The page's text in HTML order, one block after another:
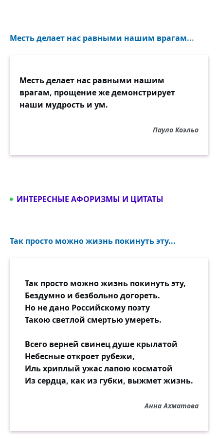
Месть делает нас равными нашим врагам...
Месть делает нас равными нашим
врагам, прощение же демонстрирует
наши мудрость и ум.
Пауло Коэльо
ИНТЕРЕСНЫЕ АФОРИЗМЫ И ЦИТАТЫ
Так просто можно жизнь покинуть эту...
Так просто можно жизнь покинуть эту,
Бездумно и безбольно догореть.
Но не дано Российскому поэту
Такою светлой смертью умереть.
Всего верней свинец душе крылатой
Небесные откроет рубежи,
Иль хриплый ужас лапою косматой
Из сердца, как из губки, выжмет жизнь.
Анна Ахматова